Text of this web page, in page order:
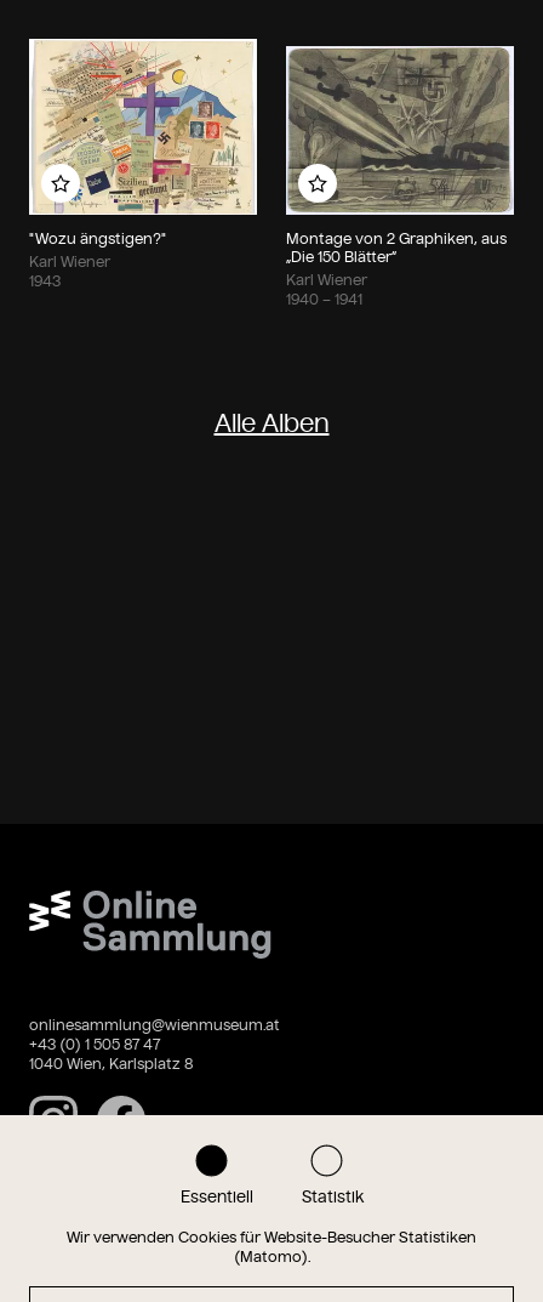
Essentiell Statistik
Wir verwenden Cookies für Website-Besucher Statistiken
(Matomo).
"Wozu ängstigen?"
Karl Wiener
1943
Zu meinem Album hinzufügen
Montage von 2 Graphiken, aus
„Die 150 Blätter“
Karl Wiener
1940 – 1941
Zu meinem Album
Alle Alben
Wien Museum Online Sammlung
onlinesammlung@wienmuseum.at
+43 (0) 1 505 87 47
1040 Wien, Karlsplatz 8
InstagramFacebook